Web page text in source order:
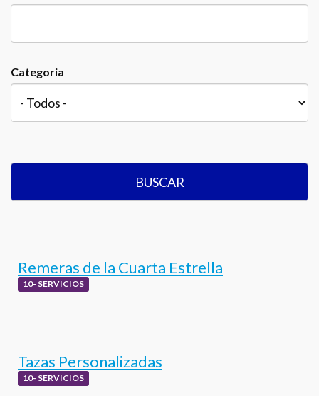
Categoria
BUSCAR
Remeras de la Cuarta Estrella
10- SERVICIOS
Tazas Personalizadas
10- SERVICIOS